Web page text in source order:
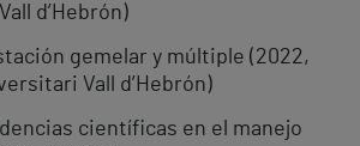
d’Hebrón)
gemelar y múltiple (2022,
Vall d’Hebrón)
científicas en el manejo